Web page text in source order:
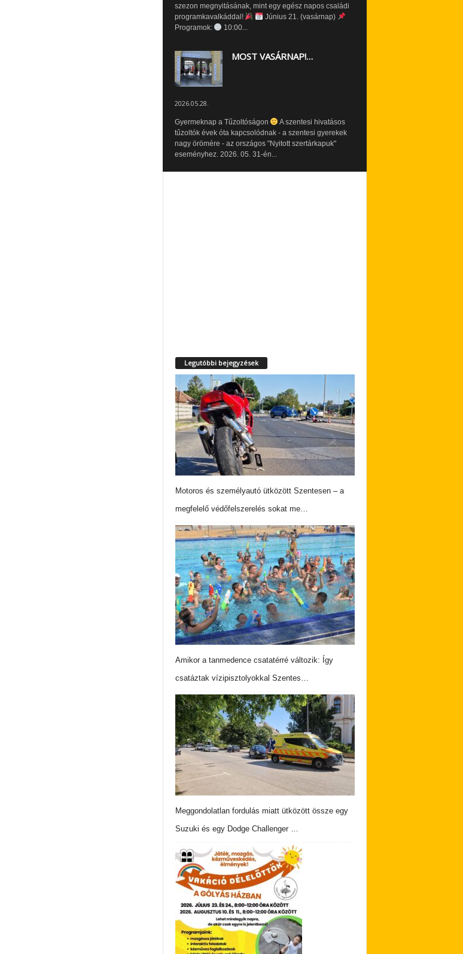
szezon megnyitásának, mint egy egész napos családi
programkavalkáddal!
Június 21. (vasárnap)
Programok:
10:00...
MOST VASÁRNAP!…
2026.05.28.
Gyermeknap a Tűzoltóságon
A szentesi hivatásos
tűzoltók évek óta kapcsolódnak - a szentesi gyerekek
nagy örömére - az országos "Nyitott szertárkapuk"
eseményhez. 2026. 05. 31-én...
Legutóbbi bejegyzések
Motoros és személyautó ütközött Szentesen – a
megfelelő védőfelszerelés sokat me…
Amikor a tanmedence csatatérré változik: Így
csatáztak vízipisztolyokkal Szentes…
Meggondolatlan fordulás miatt ütközött össze egy
Suzuki és egy Dodge Challenger …